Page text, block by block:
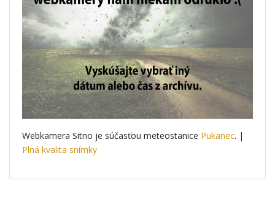
Webkamera Sitno je súčasťou meteostanice Pukanec. |
Plná kvalita snímky